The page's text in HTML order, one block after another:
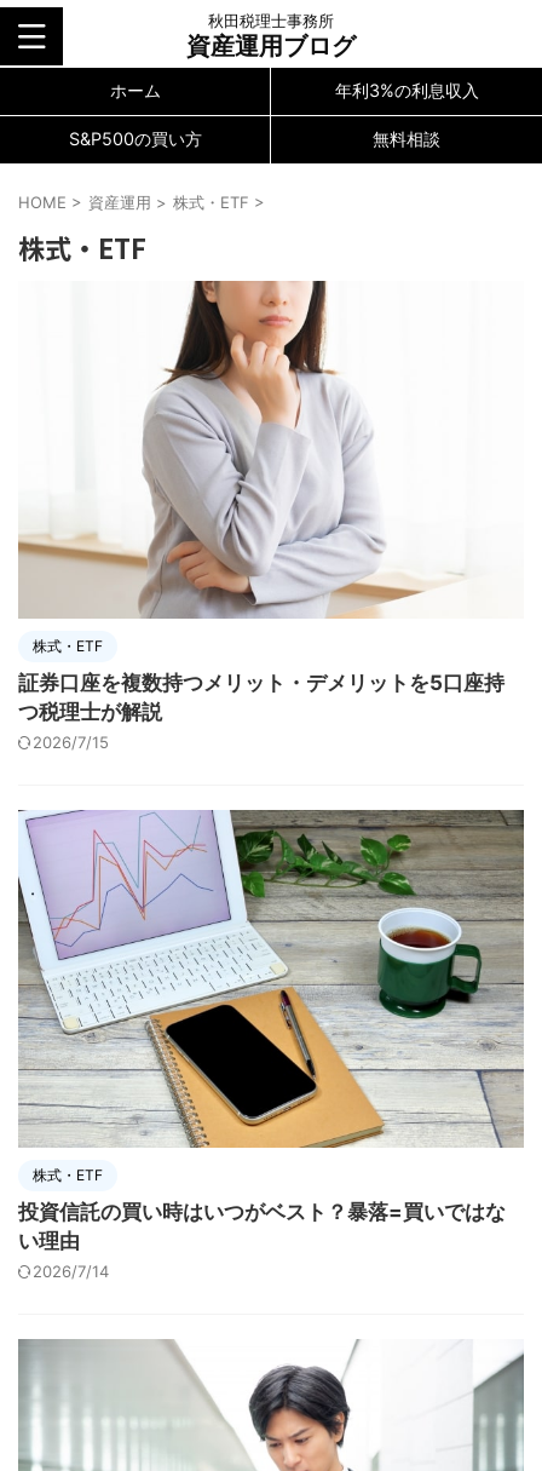
秋田税理士事務所
資産運用ブログ
ホーム 年利3%の利息収入
S&P500の買い方 無料相談
HOME > 資産運用 > 株式・ETF >
株式・ETF
株式・ETF
証券口座を複数持つメリット・デメリットを5口座持
つ税理士が解説
2026/7/15
株式・ETF
投資信託の買い時はいつがベスト？暴落=買いではな
い理由
2026/7/14